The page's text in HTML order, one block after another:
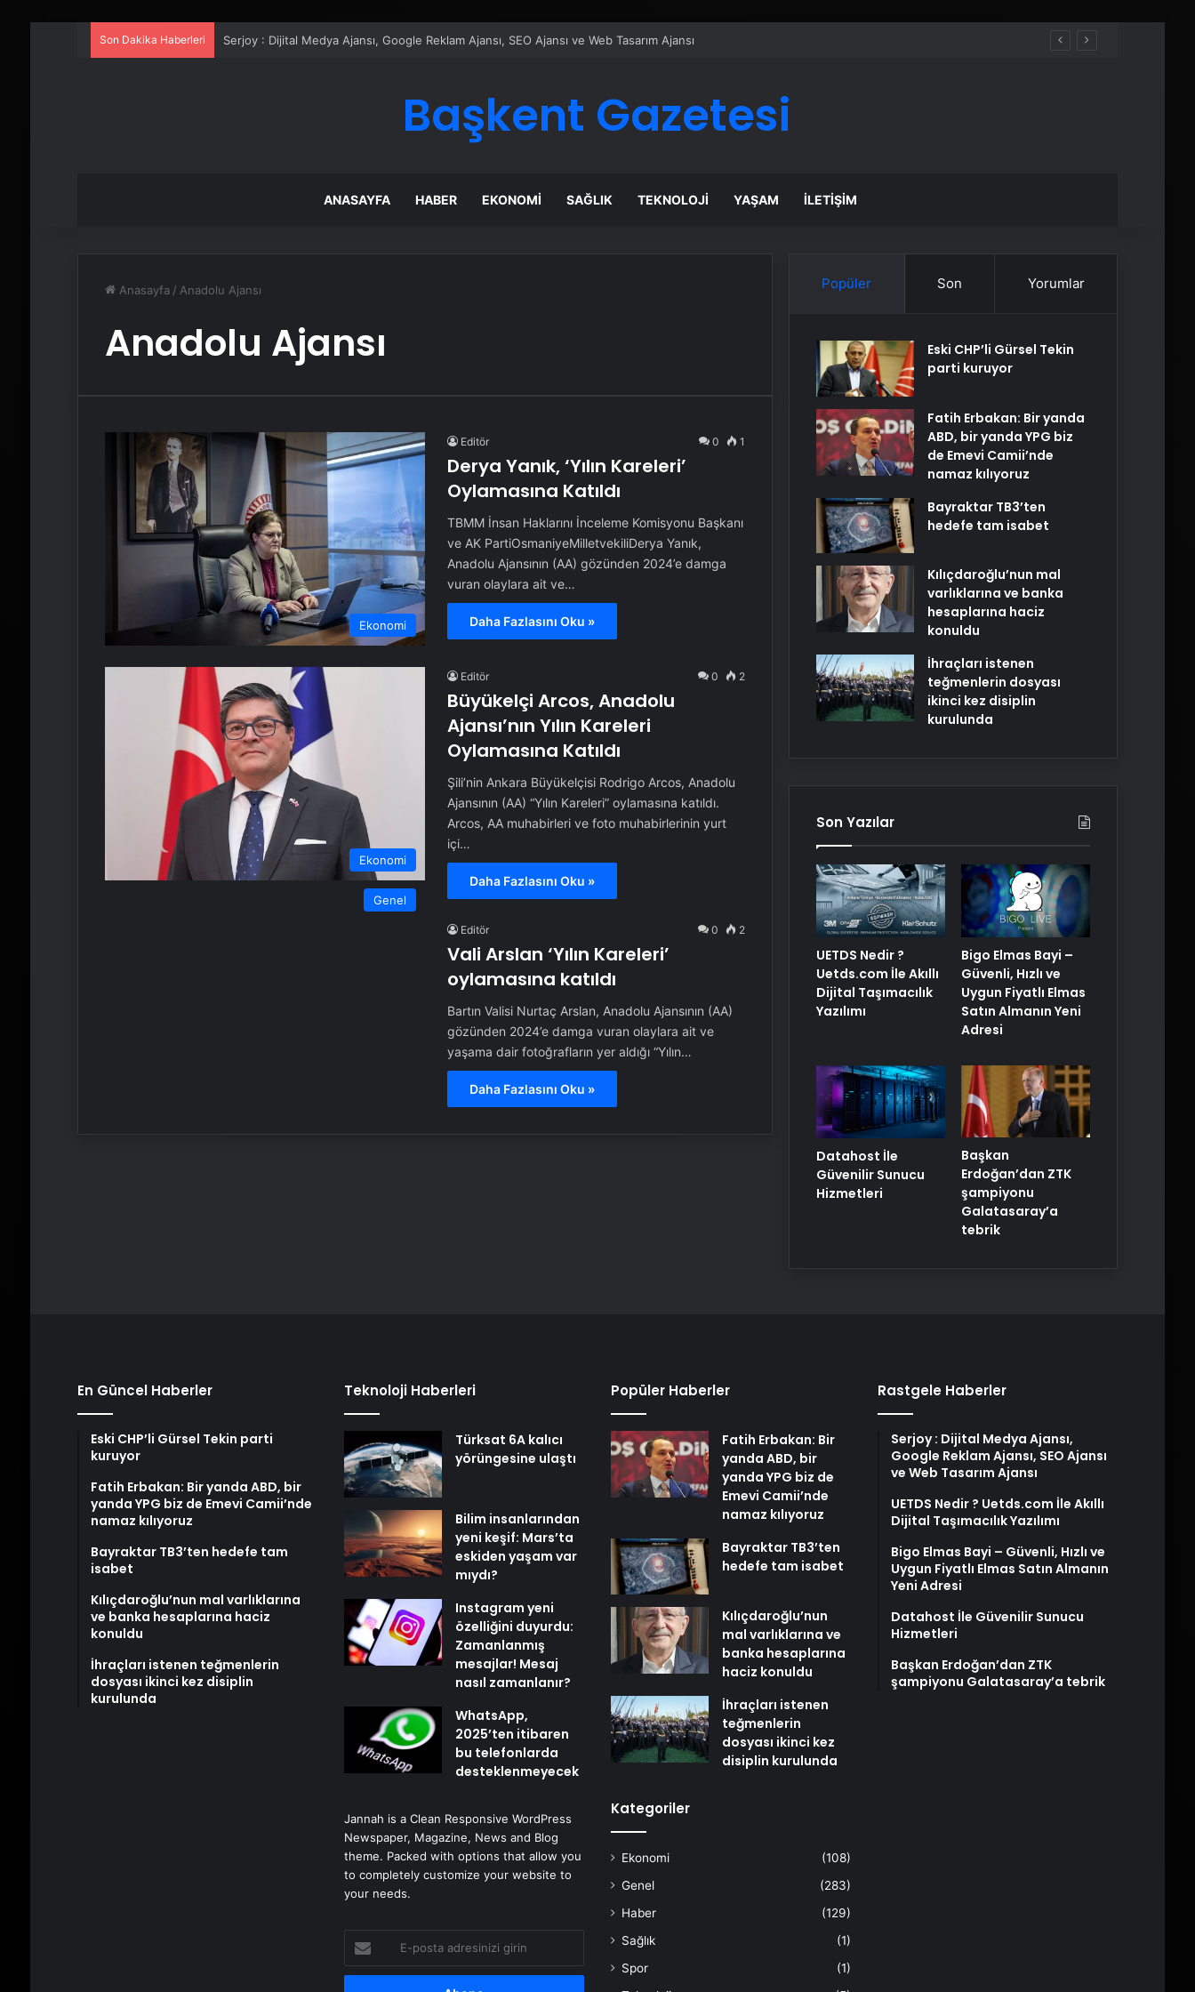
Son Dakika Haberleri UETDS Nedir ? Uetds.com İle Akıllı Dijital Taşımacılık Yazılımı
Başkent Gazetesi
ANASAYFA HABER EKONOMI SAĞLIK TEKNOLOJI YAŞAM İLETIŞIM
Anasayfa / Anadolu Ajansı
Anadolu Ajansı
Ekonomi
Editör 0 1
Derya Yanık, ‘Yılın Kareleri’
Oylamasına Katıldı
TBMM İnsan Haklarını İnceleme Komisyonu Başkanı
ve AK PartiOsmaniyeMilletvekiliDerya Yanık,
Anadolu Ajansının (AA) gözünden 2024’e damga
vuran olaylara ait ve…
Daha Fazlasını Oku »
Ekonomi
Editör 0 2
Büyükelçi Arcos, Anadolu
Ajansı’nın Yılın Kareleri
Oylamasına Katıldı
Şili’nin Ankara Büyükelçisi Rodrigo Arcos, Anadolu
Ajansının (AA) “Yılın Kareleri” oylamasına katıldı.
Arcos, AA muhabirleri ve foto muhabirlerinin yurt
içi…
Daha Fazlasını Oku »
Genel
Editör 0 2
Vali Arslan ‘Yılın Kareleri’
oylamasına katıldı
Bartın Valisi Nurtaç Arslan, Anadolu Ajansının (AA)
gözünden 2024’e damga vuran olaylara ait ve
yaşama dair fotoğrafların yer aldığı “Yılın…
Daha Fazlasını Oku »
Popüler Son Yorumlar
Eski CHP’li Gürsel Tekin
parti kuruyor
Fatih Erbakan: Bir yanda
ABD, bir yanda YPG biz
de Emevi Camii’nde
namaz kılıyoruz
Bayraktar TB3’ten
hedefe tam isabet
Kılıçdaroğlu’nun mal
varlıklarına ve banka
hesaplarına haciz
konuldu
İhraçları istenen
teğmenlerin dosyası
ikinci kez disiplin
kurulunda
Son Yazılar
UETDS Nedir ?
Uetds.com İle Akıllı
Dijital Taşımacılık
Yazılımı
Bigo Elmas Bayi –
Güvenli, Hızlı ve
Uygun Fiyatlı Elmas
Satın Almanın Yeni
Adresi
Datahost İle
Güvenilir Sunucu
Hizmetleri
Başkan
Erdoğan’dan ZTK
şampiyonu
Galatasaray’a
tebrik
En Güncel Haberler
Eski CHP’li Gürsel Tekin parti
kuruyor
Fatih Erbakan: Bir yanda ABD, bir
yanda YPG biz de Emevi Camii’nde
namaz kılıyoruz
Bayraktar TB3’ten hedefe tam
isabet
Kılıçdaroğlu’nun mal varlıklarına
ve banka hesaplarına haciz
konuldu
İhraçları istenen teğmenlerin
dosyası ikinci kez disiplin
kurulunda
Teknoloji Haberleri
Türksat 6A kalıcı
yörüngesine ulaştı
Bilim insanlarından
yeni keşif: Mars’ta
eskiden yaşam var
mıydı?
Instagram yeni
özelliğini duyurdu:
Zamanlanmış
mesajlar! Mesaj
nasıl zamanlanır?
WhatsApp,
2025’ten itibaren
bu telefonlarda
desteklenmeyecek
Jannah is a Clean Responsive WordPress
Newspaper, Magazine, News and Blog
theme. Packed with options that allow you
to completely customize your website to
your needs.
posta
adresinizi
Popüler Haberler
Fatih Erbakan: Bir
yanda ABD, bir
yanda YPG biz de
Emevi Camii’nde
namaz kılıyoruz
Bayraktar TB3’ten
hedefe tam isabet
Kılıçdaroğlu’nun
mal varlıklarına ve
banka hesaplarına
haciz konuldu
İhraçları istenen
teğmenlerin
dosyası ikinci kez
disiplin kurulunda
Kategoriler
Ekonomi
(108)
Genel
(283)
Haber
(129)
Sağlık
(1)
Spor
(1)
Rastgele Haberler
Serjoy : Dijital Medya Ajansı,
Google Reklam Ajansı, SEO Ajansı
ve Web Tasarım Ajansı
UETDS Nedir ? Uetds.com İle Akıllı
Dijital Taşımacılık Yazılımı
Bigo Elmas Bayi – Güvenli, Hızlı ve
Uygun Fiyatlı Elmas Satın Almanın
Yeni Adresi
Datahost İle Güvenilir Sunucu
Hizmetleri
Başkan Erdoğan’dan ZTK
şampiyonu Galatasaray’a tebrik